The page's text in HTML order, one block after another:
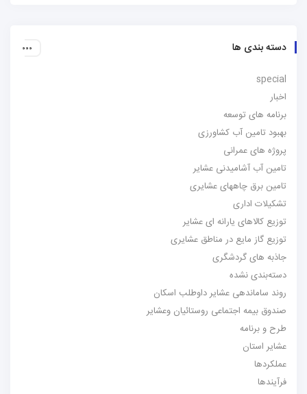
دسته بندی ها
special
اخبار
برنامه های توسعه
بهبود تامین آب کشاورزی
پروژه های عمرانی
تامین آب آشامیدنی عشایر
تامین برق چاههای عشایری
تشکیلات اداری
توزیع کالاهای یارانه ای عشایر
توزیع گاز مایع در مناطق عشایری
جاذبه های گردشگری
دسته‌بندی نشده
روند ساماندهی عشایر داوطلب اسکان
صندوق بیمه اجتماعی روستائیان وعشایر
طرح و برنامه
عشایر استان
عملکردها
فرآیندها